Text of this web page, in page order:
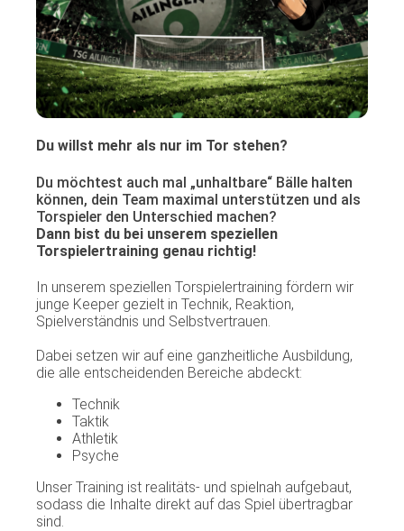
Du willst mehr als nur im Tor stehen?
Du möchtest auch mal „unhaltbare“ Bälle halten
können, dein Team maximal unterstützen und als
Torspieler den Unterschied machen?
Dann bist du bei unserem speziellen
Torspielertraining genau richtig!
In unserem speziellen Torspielertraining fördern wir
junge Keeper gezielt in Technik, Reaktion,
Spielverständnis und Selbstvertrauen.
Dabei setzen wir auf eine ganzheitliche Ausbildung,
die alle entscheidenden Bereiche abdeckt:
Technik
Taktik
Athletik
Psyche
Unser Training ist realitäts- und spielnah aufgebaut,
sodass die Inhalte direkt auf das Spiel übertragbar
sind.